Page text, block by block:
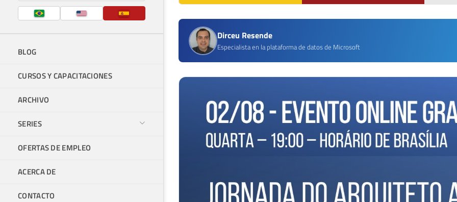
BLOG
CURSOS Y CAPACITACIONES
ARCHIVO
SERIES
OFERTAS DE EMPLEO
ACERCA DE
CONTACTO
Dirceu Resende
Especialista en la plataforma de datos de Microsoft